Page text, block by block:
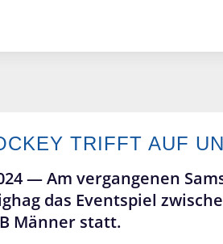
TRIFFT AUF
—Am vergangenen
das Eventspiel
Männer statt.